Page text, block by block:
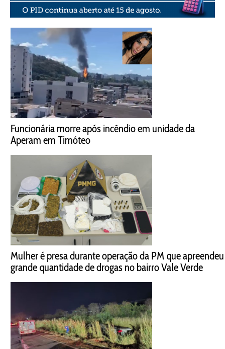
Funcionária morre após incêndio em unidade da
Aperam em Timóteo
Mulher é presa durante operação da PM que apreendeu
grande quantidade de drogas no bairro Vale Verde